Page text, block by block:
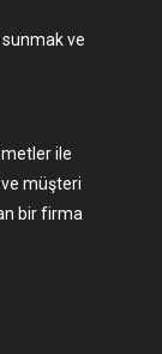
ve
ile
müşteri
bir firma